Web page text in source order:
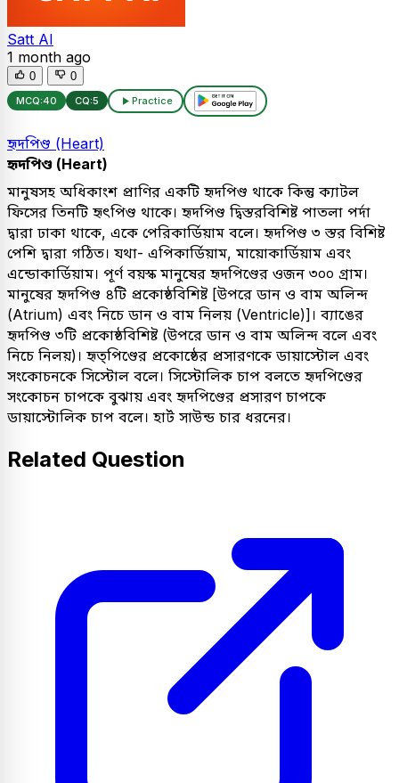
Satt AI
1 month ago
0 0
MCQ:40 CQ:5 Practice
হৃদপিণ্ড (Heart)
হৃদপিণ্ড (Heart)
মানুষসহ অধিকাংশ প্রাণির একটি হৃদপিণ্ড থাকে কিন্তু ক্যাটল
ফিসের তিনটি হৃৎপিণ্ড থাকে। হৃদপিণ্ড দ্বিস্তরবিশিষ্ট পাতলা পর্দা
দ্বারা ঢাকা থাকে, একে পেরিকার্ডিয়াম বলে। হৃদপিণ্ড ৩ স্তর বিশিষ্ট
পেশি দ্বারা গঠিত। যথা- এপিকার্ডিয়াম, মায়োকার্ডিয়াম এবং
এন্ডোকার্ডিয়াম। পূর্ণ বয়স্ক মানুষের হৃদপিণ্ডের ওজন ৩০০ গ্রাম।
মানুষের হৃদপিণ্ড ৪টি প্রকোষ্ঠবিশিষ্ট [উপরে ডান ও বাম অলিন্দ
(Atrium) এবং নিচে ডান ও বাম নিলয় (Ventricle)]। ব্যাঙের
হৃদপিণ্ড ৩টি প্রকোষ্ঠবিশিষ্ট (উপরে ডান ও বাম অলিন্দ বলে এবং
নিচে নিলয়)। হৃত্পিণ্ডের প্রকোষ্ঠের প্রসারণকে ডায়াস্টোল এবং
সংকোচনকে সিস্টোল বলে। সিস্টোলিক চাপ বলতে হৃদপিণ্ডের
সংকোচন চাপকে বুঝায় এবং হৃদপিণ্ডের প্রসারণ চাপকে
ডায়াস্টোলিক চাপ বলে। হার্ট সাউন্ড চার ধরনের।
Related Question